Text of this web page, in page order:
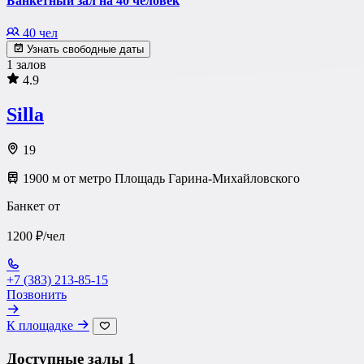
40 чел
Узнать свободные даты
1 залов
4.9
Silla
19
1900 м от метро Площадь Гарина-Михайловского
Банкет от
1200 ₽/чел
+7 (383) 213-85-15
Позвонить
К площадке
Доступные залы 1